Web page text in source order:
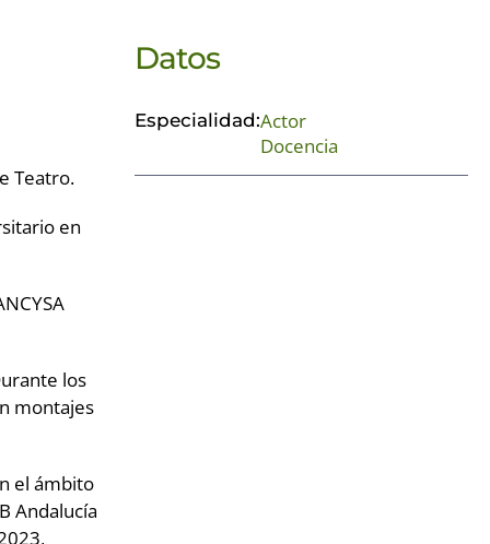
Teatro.
en
los
montajes
el ámbito
Andalucía
Datos
Especialidad:Actor
Docencia